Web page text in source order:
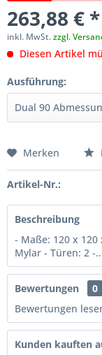
263,88 € *
inkl. MwSt.zzgl.
Diesen Artikel
Ausführung:
Merken
Artikel-Nr.:
Beschreibung
- Maße: 120 x
Mylar - Türen: 2 -
Bewertungen
0
Bewertungen
Kunden kauften